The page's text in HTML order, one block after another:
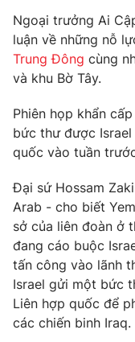
Thế giới đó đây
Câu chuyện quốc tế
Kinh tế
Tài chính
Thị trường
Góc doanh nghiệp
Dữ liệu và đời
Truyền hình
Phim VTV
Hậu trường
Nhân vật
Khán giả
Giải sao mai
Giải trí
Điện ảnh
Âm nhạc
Sao
Đời sống
Du lịch
Làm đẹp
Chất lượng cuộc
Giáo dục
Tuyển sinh
Học trực tuyến
Công nghệ
Hitech Công nghệ
Ngoại trưởng Ai
luận về những nỗ
Trung Đông cùng
và khu Bờ Tây.
Phiên họp khẩn
bức thư được
quốc vào tuần
Đại sứ Hossam
Arab - cho biết
sở của liên đoàn ở
đang cáo buộc
tấn công vào lãnh
Israel gửi một bức
Liên hợp quốc để
các chiến binh Iraq.